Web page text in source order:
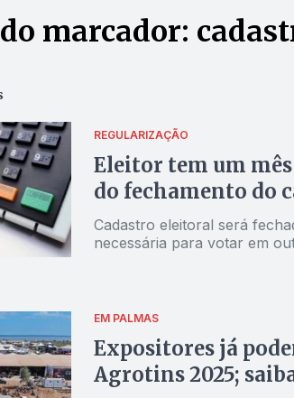
marcador:
REGULARIZAÇÃO
Eleitor tem um
do fechamento do
Cadastro eleitoral será
necessária para votar em
EM PALMAS
Expositores já
Agrotins 2025;